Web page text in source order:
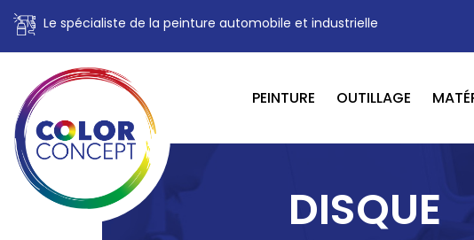
Le spécialiste de la peinture automobile et industrielle
PEINTURE OUTILLAGE
DISQUE